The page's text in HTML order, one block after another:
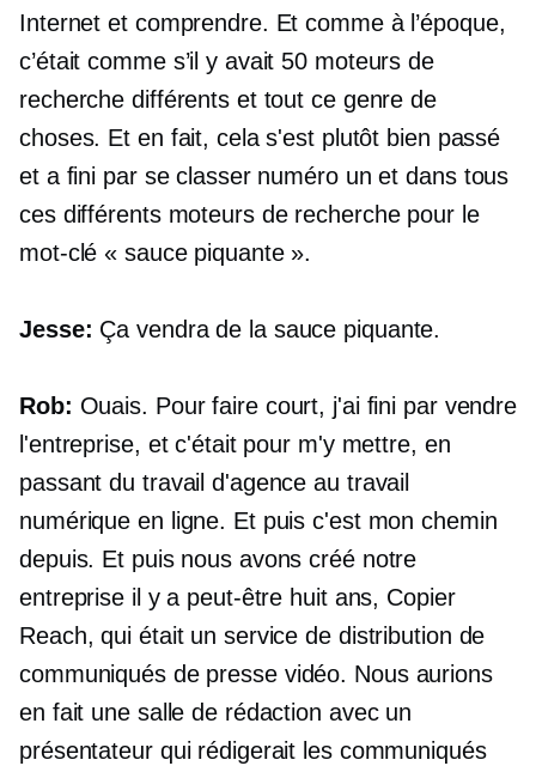
Internet et comprendre. Et comme à l’époque,
c’était comme s’il y avait 50 moteurs de
recherche différents et tout ce genre de
choses. Et en fait, cela s'est plutôt bien passé
et a fini par se classer numéro un et dans tous
ces différents moteurs de recherche pour le
mot-clé « sauce piquante ».
Jesse: Ça vendra de la sauce piquante.
Rob: Ouais. Pour faire court, j'ai fini par vendre
l'entreprise, et c'était pour m'y mettre, en
passant du travail d'agence au travail
numérique en ligne. Et puis c'est mon chemin
depuis. Et puis nous avons créé notre
entreprise il y a peut-être huit ans, Copier
Reach, qui était un service de distribution de
communiqués de presse vidéo. Nous aurions
en fait une salle de rédaction avec un
présentateur qui rédigerait les communiqués